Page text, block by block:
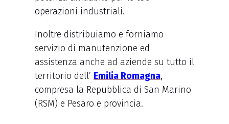
operazioni industriali.
Inoltre distribuiamo e forniamo
servizio di manutenzione ed
assistenza anche ad aziende su tutto il
territorio dell’ Emilia Romagna,
compresa la Repubblica di San Marino
(RSM) e Pesaro e provincia.